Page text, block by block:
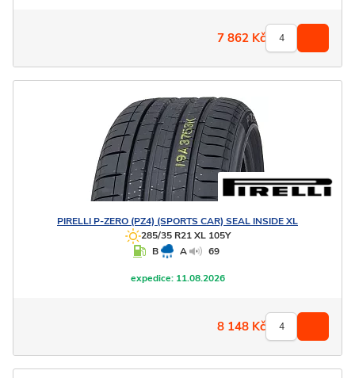
7 862 Kč
PIRELLI P-ZERO (PZ4) (SPORTS CAR) SEAL INSIDE XL
285/35 R21 XL 105Y
B
A 69
expedice:11.08.2026
8 148 Kč